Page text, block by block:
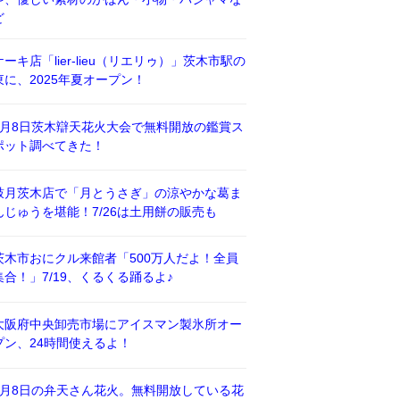
ーキ店「lier-lieu（リエリゥ）」茨木市駅の
に、2025年夏オープン！
8日茨木辯天花火大会で無料開放の鑑賞ス
ット調べてきた！
月茨木店で「月とうさぎ」の涼やかな葛ま
じゅうを堪能！7/26は土用餅の販売も
木市おにクル来館者「500万人だよ！全員
合！」7/19、くるくる踊るよ♪
阪府中央卸売市場にアイスマン製氷所オー
ン、24時間使えるよ！
8日の弁天さん花火。無料開放している花